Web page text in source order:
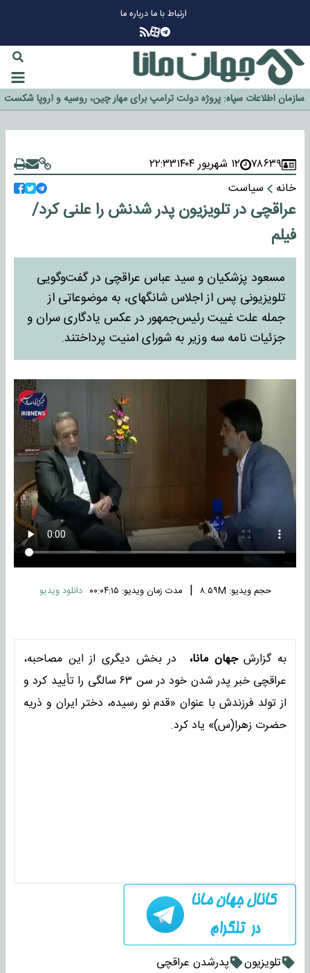
ارتباط با مادرباره ما
گزینه جدایی اوسمار روی میز مدیران پرسپولیس
آیا رئیس جمهور آمریکا قانون را دور می‌زند؟
اخراج رسمی چهره نامدار از پرسپولیس
سازمان اطلاعات سپاه: پروژه دولت ترامپ برای مهار چین، روسیه و اروپا شکست
خورد
۷۸۶۳۹ ۱۲ شهریور ۱۴۰۴
۲۲:۳۳
خانه
سیاست
عراقچی در تلویزیون پدر شدنش را علنی کرد/
فیلم
مسعود پزشکیان و سید عباس عراقچی در گفت‌وگویی
تلویزیونی پس از اجلاس شانگهای، به موضوعاتی از
جمله علت غیبت رئیس‌جمهور در عکس یادگاری سران و
جزئیات نامه سه وزیر به شورای امنیت پرداختند.
حجم ویدیو: ۸.۵۹M | مدت زمان ویدیو: ۰۰:۰۴:۱۵ دانلود ویدیو
به گزارشجهان مانا، در بخش دیگری از این مصاحبه،
عراقچی خبر پدر شدن خود در سن ۶۳ سالگی را تأیید کرد و
از تولد فرزندش با عنوان «قدم نو رسیده، دختر ایران و ذریه
حضرت زهرا(س)» یاد کرد.
تلویزیون پدرشدن عراقچی